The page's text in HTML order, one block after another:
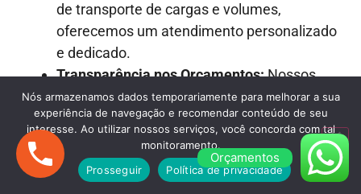
de transporte de cargas e volumes,
oferecemos um atendimento personalizado
e dedicado.
Transparência nos Orçamentos:Nossos
orçamentos são detalhados e
transparentes, garantindo que não haja
surpresas desagradáveis ao longo do
processo.
Frota Versátil:
Dispomos de uma frota
Orçamentos
Nós armazenamos dados temporariamente para melhorar a sua
experiência de navegação e recomendar conteúdo de seu
interesse. Ao utilizar nossos serviços, você concorda com tal
monitoramento.
Prosseguir
Política de privacidade